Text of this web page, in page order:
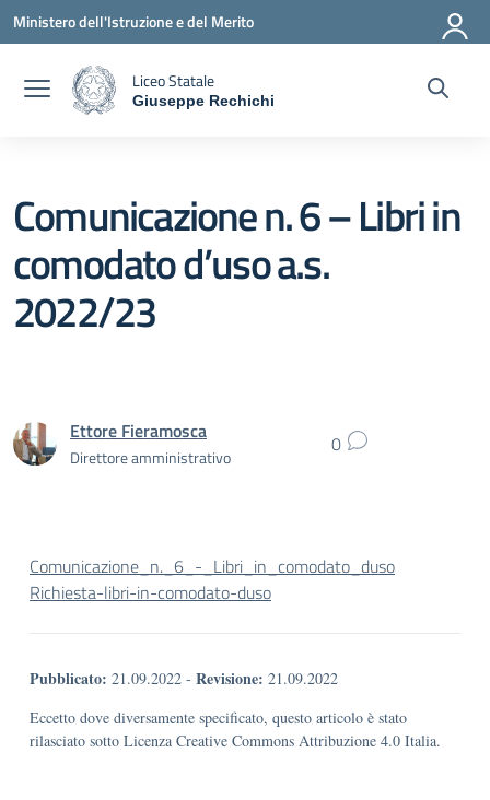
Vai ai contenuti
Vai al menu di navigazione
Vai al footer
Ministero dell'Istruzione e del Merito
Liceo Statale
Giuseppe Rechichi
Comunicazione n. 6 – Libri in
comodato d’uso a.s.
2022/23
Ettore Fieramosca
Direttore amministrativo 0
Comunicazione_n._6_-_Libri_in_comodato_duso
Richiesta-libri-in-comodato-duso
Pubblicato: 21.09.2022 - Revisione: 21.09.2022
Eccetto dove diversamente specificato, questo articolo è stato
rilasciato sotto Licenza Creative Commons Attribuzione 4.0 Italia.